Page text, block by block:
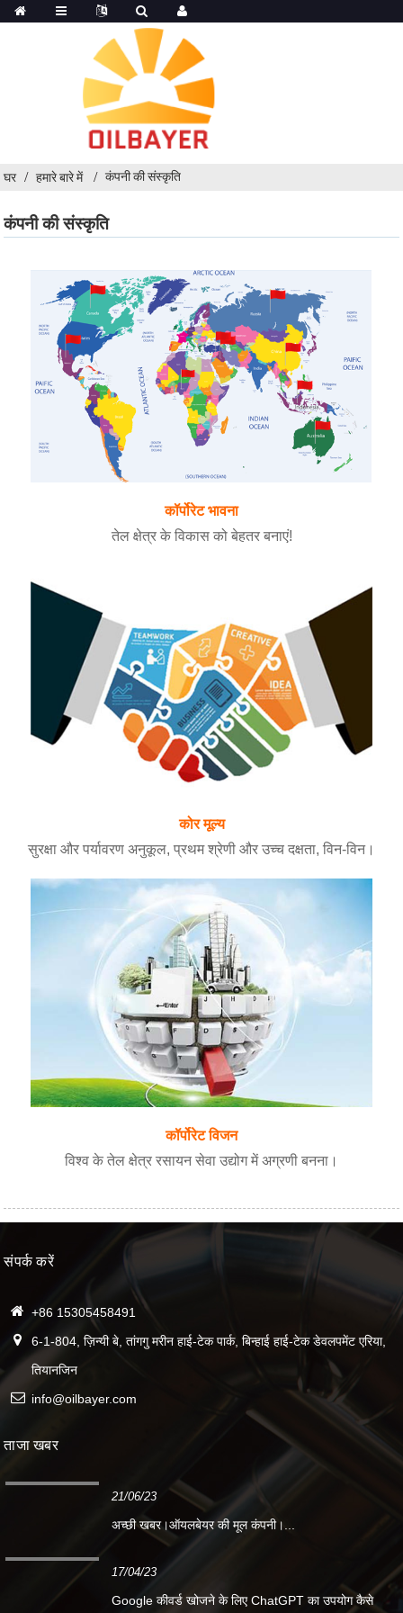
घर हमारे बारे में कंपनी की संस्कृति
कंपनी की संस्कृति
कॉर्पोरेट भावना
तेल क्षेत्र के विकास को बेहतर बनाएं!
कोर मूल्य
सुरक्षा और पर्यावरण अनुकूल, प्रथम श्रेणी और उच्च दक्षता, विन-विन।
कॉर्पोरेट विजन
विश्व के तेल क्षेत्र रसायन सेवा उद्योग में अग्रणी बनना।
संपर्क करें
+86 15305458491
6-1-804, ज़िन्यी बे, तांगगु मरीन हाई-टेक पार्क, बिन्हाई हाई-टेक डेवलपमेंट एरिया,
तियानजिन
info@oilbayer.com
ताजा खबर
21/06/23
अच्छी खबर।ऑयलबेयर की मूल कंपनी।...
17/04/23
Google कीवर्ड खोजने के लिए ChatGPT का उपयोग कैसे